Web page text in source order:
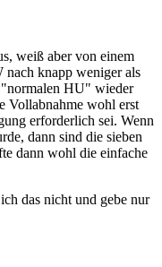
weiß aber von einem
nach knapp weniger als
"normalen HU" wieder
Vollabnahme wohl erst
erforderlich sei. Wenn
dann sind die sieben
dann wohl die einfache
das nicht und gebe nur